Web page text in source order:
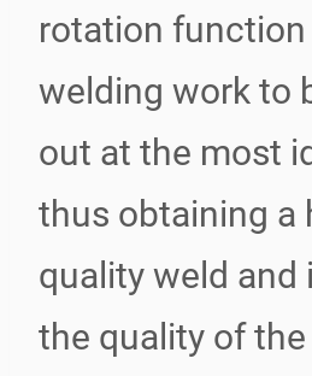
rotation function
welding work to
out at the most
thus obtaining a
quality weld and
the quality of the